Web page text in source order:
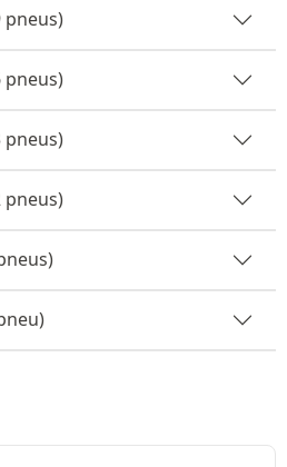
pneus)
pneus)
pneus)
pneus)